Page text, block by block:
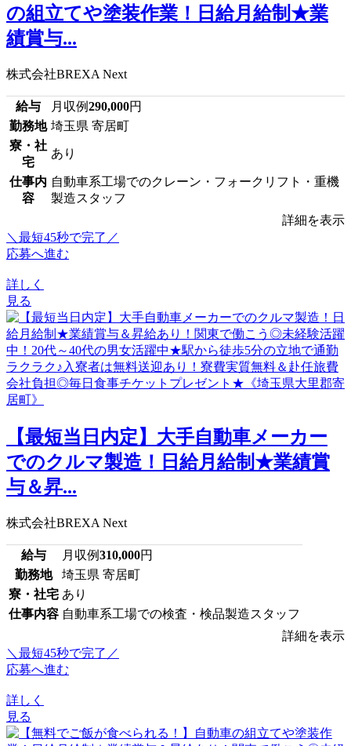
の組立てや塗装作業！日給月給制★業
績賞与...
株式会社BREXA Next
給与 月収例290,000円
勤務地 埼玉県 寄居町
寮・社
宅
あり
仕事内
容
自動車系工場でのクレーン・フォークリフト・重機
製造スタッフ
詳細を表示
＼最短45秒で完了／
応募へ進む
詳しく
見る
【最短当日内定】大手自動車メーカー
でのクルマ製造！日給月給制★業績賞
与＆昇...
株式会社BREXA Next
給与 月収例310,000円
勤務地
埼玉県 寄居町
寮・社宅 あり
仕事内容 自動車系工場での検査・検品製造スタッフ
詳細を表示
＼最短45秒で完了／
応募へ進む
詳しく
見る